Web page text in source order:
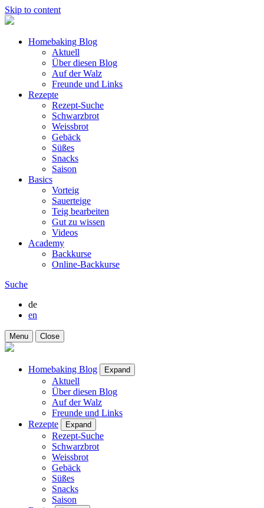
Skip to content
Homebaking Blog
Aktuell
Über diesen Blog
Auf der Walz
Freunde und Links
Rezepte
Rezept-Suche
Schwarzbrot
Weissbrot
Gebäck
Süßes
Snacks
Saison
Basics
Vorteig
Sauerteige
Teig bearbeiten
Gut zu wissen
Videos
Academy
Backkurse
Online-Backkurse
Suche
de
en
Menu Close
Homebaking Blog Expand
Aktuell
Über diesen Blog
Auf der Walz
Freunde und Links
Rezepte
Expand
Rezept-Suche
Schwarzbrot
Weissbrot
Gebäck
Süßes
Snacks
Saison